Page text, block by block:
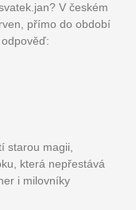
V českém
přímo do období
starou magii,
která nepřestává
i milovníky